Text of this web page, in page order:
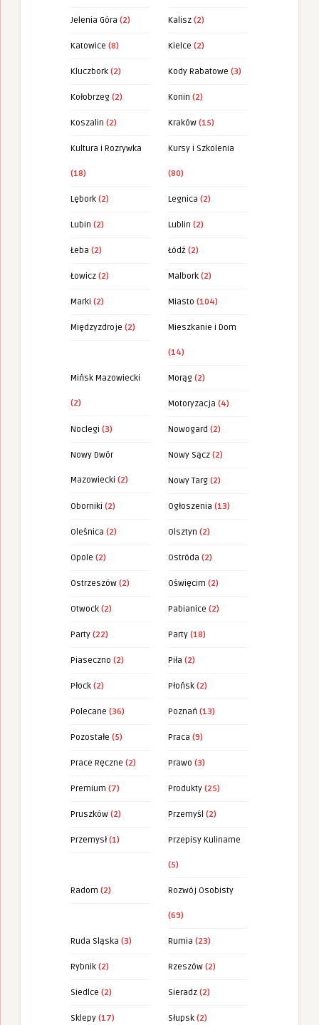
Jelenia Góra (2) Kalisz (2)
Katowice (8) Kielce (2)
Kluczbork (2) Kody Rabatowe (3)
Kołobrzeg (2) Konin (2)
Koszalin (2) Kraków (15)
Kultura i Rozrywka
(18)
Kursy i Szkolenia
(80)
Lębork (2) Legnica (2)
Lubin (2) Lublin (2)
Łeba (2) Łódź (2)
Łowicz (2) Malbork (2)
Marki (2) Miasto (104)
Międzyzdroje (2) Mieszkanie i Dom
(14)
Mińsk Mazowiecki
(2)
Morąg (2)
Motoryzacja (4)
Noclegi (3) Nowogard (2)
Nowy Dwór
Mazowiecki (2)
Nowy Sącz (2)
Nowy Targ (2)
Oborniki (2) Ogłoszenia (13)
Oleśnica (2) Olsztyn (2)
Opole (2) Ostróda (2)
Ostrzeszów (2) Oświęcim (2)
Otwock (2) Pabianice (2)
Party (22) Party (18)
Piaseczno (2) Piła (2)
Płock (2) Płońsk (2)
Polecane (36) Poznań (13)
Pozostałe (5) Praca (9)
Prace Ręczne (2) Prawo (3)
Premium (7) Produkty (25)
Pruszków (2) Przemyśl (2)
Przemysł (1) Przepisy Kulinarne
(5)
Radom (2) Rozwój Osobisty
(69)
Ruda Sląska (3) Rumia (23)
Rybnik (2) Rzeszów (2)
Siedlce (2) Sieradz (2)
Sklepy (17) Słupsk (2)